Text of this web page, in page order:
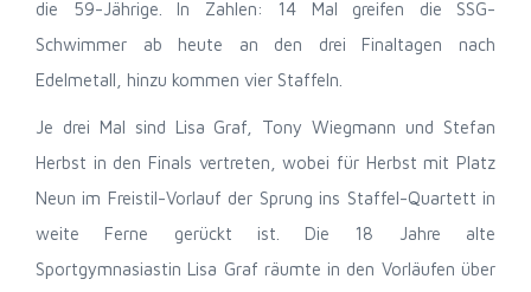
die 59-Jährige. In Zahlen: 14 Mal greifen die SSG-
Schwimmer ab heute an den drei Finaltagen nach
Edelmetall, hinzu kommen vier Staffeln.
Je drei Mal sind Lisa Graf, Tony Wiegmann und Stefan
Herbst in den Finals vertreten, wobei für Herbst mit Platz
Neun im Freistil-Vorlauf der Sprung ins Staffel-Quartett in
weite Ferne gerückt ist. Die 18 Jahre alte
Sportgymnasiastin Lisa Graf räumte in den Vorläufen über